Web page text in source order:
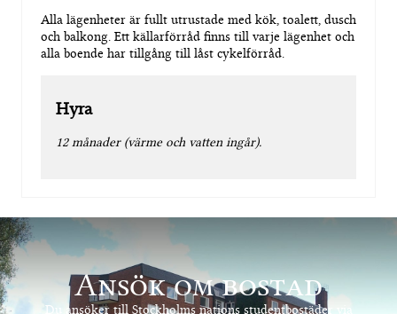
Alla lägenheter är fullt utrustade med kök, toalett, dusch
och balkong. Ett källarförråd finns till varje lägenhet och
alla boende har tillgång till låst cykelförråd.
Hyra
12 månader (värme och vatten ingår).
Ansök om bostad
Du ansöker till Stockholms nations studentbostäder via